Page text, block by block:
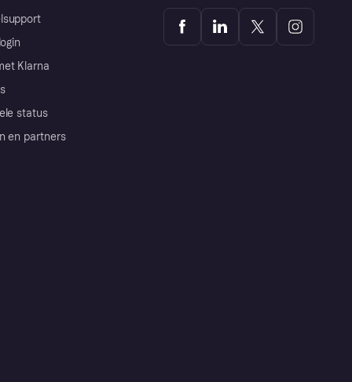
Klarna
status
en partners